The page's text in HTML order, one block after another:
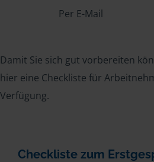
Per E-Mail
Damit Sie sich gut vorbereiten
hier eine Checkliste für
Verfügung.
Checkliste zum